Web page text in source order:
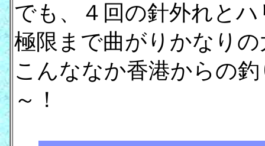
でも、４回の針外れと
極限まで曲がりかなり
こんななか香港からの
～！